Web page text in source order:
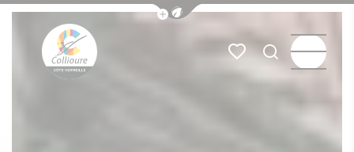
Afficher la barre de navigation du
Mes favoris
Je
Menu